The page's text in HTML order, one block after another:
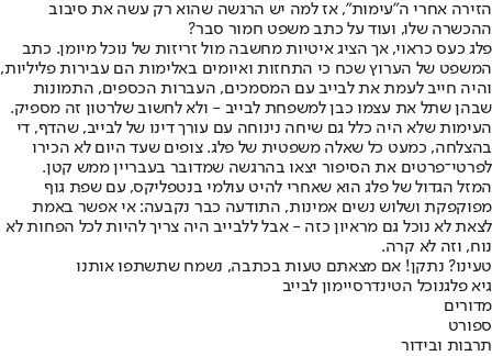
הזירה אחרי ה"עימות", אז למה יש הרגשה שהוא רק עשה את סיבוב
ההכשרה שלו, ועוד על כתב משפט חמור סבר?
פלג כעס כראוי, אך הציג איטיות מחשבה מול זריזות של נוכל מיומן. כתב
המשפט של הערוץ שכח כי התחזות ואיומים באלימות הם עבירות פליליות,
והיה חייב לעמת את לבייב עם המסמכים, העברות הכספים, התמונות
שבהן שתל את עצמו כבן למשפחת לבייב - ולא לחשוב שלרטון זה מספיק.
העימות שלא היה כלל גם שיחה נינוחה עם עורך דינו של לבייב, שהדף, די
בהצלחה, כמעט כל שאלה משפטית של פלג. צופים שעד היום לא הכירו
לפרטי־פרטים את הסיפור יצאו בהרגשה שמדובר בעבריין ממש קטן.
המזל הגדול של פלג הוא שאחרי להיט עולמי בנטפליקס, עם שפת גוף
מפוקפקת ושלוש נשים אמינות, התודעה כבר נקבעה: אי אפשר באמת
לצאת לא נוכל גם מראיון כזה - אבל ללבייב היה צריך להיות לכל הפחות לא
נוח, וזה לא קרה.
טעינו? נתקן! אם מצאתם טעות בכתבה, נשמח שתשתפו אותנו
גיא פלגנוכל הטינדרסיימון לבייב
מדורים
ספורט
תרבות ובידור